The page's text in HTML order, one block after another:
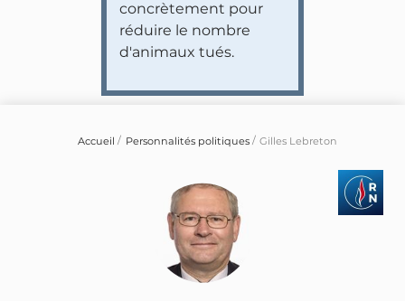
concrètement pour
réduire le nombre
d'animaux tués.
Accueil Personnalités politiques Gilles Lebreton